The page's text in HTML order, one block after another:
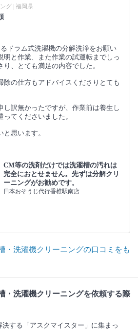
グ | 福岡県
ドラム式洗濯機の分解洗浄をお願い
明と作業、また作業の試運転までしっ
、とても満足の内容でした。
除の仕方もアドバイスくださりとても
し訳無かったですが、作業前は養生し
てくださいました。
と思います。
CM等の洗剤だけでは洗濯槽の汚れは
完全におとせません。先ずは分解クリ
ーニングがお勧めです。
日本おそうじ代行香椎駅南店
・洗濯機クリーニングの口コミをも
・洗濯機クリーニングを依頼する際
する「アスクマイスター」に集まっ